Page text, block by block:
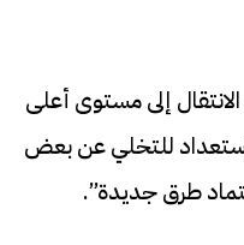
إلى مستوى أعلى
للتخلي عن بعض
طرق جديدة”.